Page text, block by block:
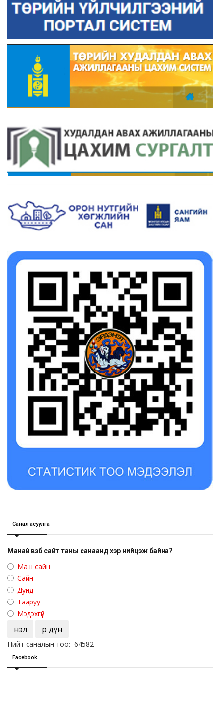
Санал асуулга
Манай вэб сайт таны санаанд хэр нийцэж байна?
Маш сайн
Сайн
Дунд
Тааруу
Мэдэхгүй
Үнэл Үр дүн
Нийт саналын тоо: 64582
Facebook